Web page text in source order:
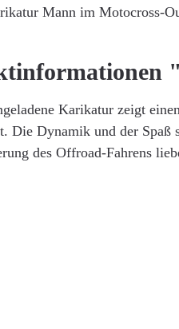
überspringen
Karikatur zeigt
Die Dynamik und der
des Offroad-Fahrens